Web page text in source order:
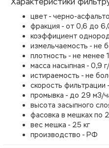
цвет - черно-
фракция - от 0,6 до
коэффициент
измельчаемость - не
плотность - не менее
масса насыпная - 0,9
истираемость - не
скорость фильтрации
промывка - до 29 м3/
высота засыпного
фасовка в мешках по
вес мешка - 25 кг
производство - РФ